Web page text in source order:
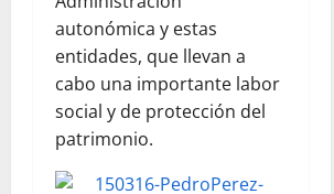
autonómica y estas
entidades, que llevan a
cabo una importante labor
social y de protección del
patrimonio.